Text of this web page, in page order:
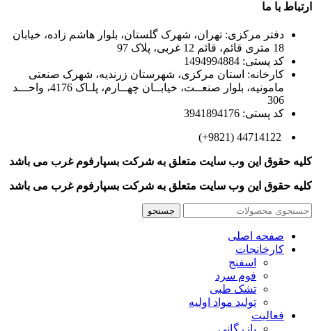
ارتباط با ما
دفتر مرکزی: تهران، شهرک گلستان، بلوار هاشم زاده، خیابان
18 متری قائم، قائم 12 غربی، پلاک 97
کد پستی: 1494994884
کارخانه: استان مرکزی، شهرستان زرندیه، شهرک صنعتی
مامونیه، بلوار صنعــت، خیابــان چهــارم، پلـاک 4176، واحـــد
306
کد پستی: 3941894176
44714122 (9821+)
کلیه حقوق این وب سایت متعلق به شرکت بسپارفوم غرب می باشد
کلیه حقوق این وب سایت متعلق به شرکت بسپارفوم غرب می باشد
جستجو
صفحه اصلی
کارخانجات
اسفنج
فوم سرد
تشک طبی
تولید مواد اولیه
فعالیت